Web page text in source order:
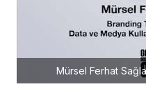
Mürsel Ferhat